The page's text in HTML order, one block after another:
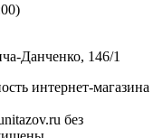
Данченко, 146/1
интернет-магазина
без